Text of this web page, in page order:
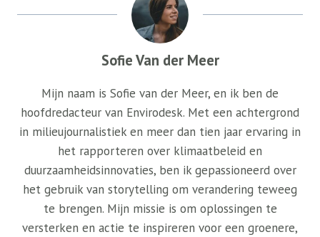
Sofie Van der Meer
Mijn naam is Sofie van der Meer, en ik ben de
hoofdredacteur van Envirodesk. Met een achtergrond
in milieujournalistiek en meer dan tien jaar ervaring in
het rapporteren over klimaatbeleid en
duurzaamheidsinnovaties, ben ik gepassioneerd over
het gebruik van storytelling om verandering teweeg
te brengen. Mijn missie is om oplossingen te
versterken en actie te inspireren voor een groenere,